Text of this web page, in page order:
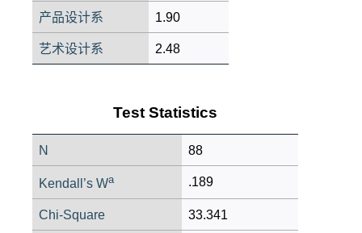
产品设计系 1.90
艺术设计系 2.48
Test Statistics
N 88
Kendall’s Wa .189
Chi-Square 33.341